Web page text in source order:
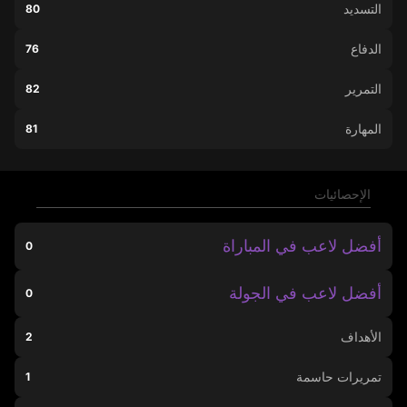
التسديد 80
الدفاع 76
التمرير 82
المهارة 81
الإحصائيات
أفضل لاعب في المباراة 0
أفضل لاعب في الجولة 0
الأهداف 2
تمريرات حاسمة 1